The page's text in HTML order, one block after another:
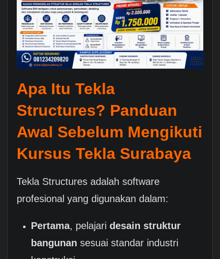
Apa Itu Tekla
Structures? Panduan
Awal Sebelum Mengikuti
Kursus Tekla Surabaya
Tekla Structures adalah software
profesional yang digunakan dalam:
Pertama, pelajaridesain struktur
bangunan sesuai standar industri